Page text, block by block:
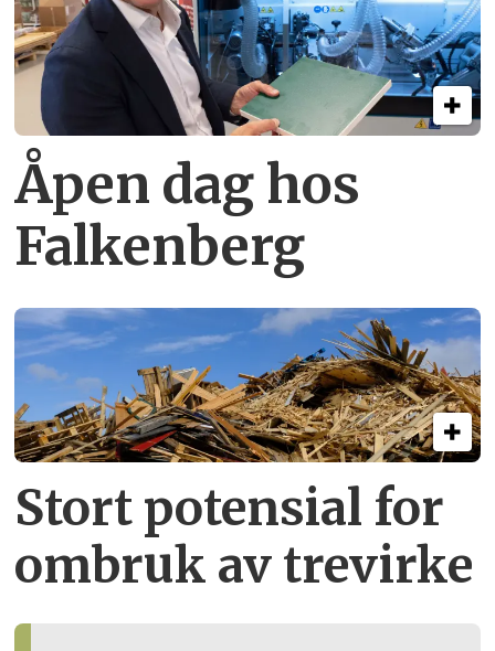
Åpen dag hos
Falkenberg
Stort potensial for
ombruk av tre­virke